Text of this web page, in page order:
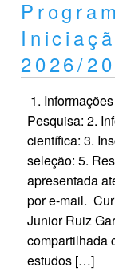
2026/
1.
Pesquisa: 2.
científica: 3.
seleção: 5.
apresentada
por e-mail.
Junior Ruiz
compartilhada
estudos […]